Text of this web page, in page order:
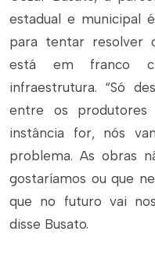
estadual e municipal
para tentar resolver
está em franco
infraestrutura. “Só
entre os
instância for, nós
problema. As obras
gostaríamos ou que
que no futuro vai
disse Busato.